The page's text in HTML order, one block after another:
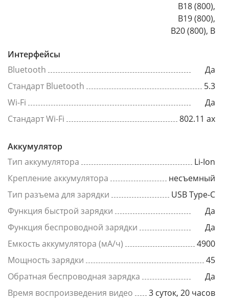
B18 (800),
B19 (800),
B20 (800), B
Интерфейсы
Bluetooth
Да
Стандарт Bluetooth
5.3
Wi-Fi
Да
Стандарт Wi-Fi
802.11 ax
Аккумулятор
Тип аккумулятора
Li-Ion
Крепление аккумулятора
несъемный
Тип разъема для зарядки
USB Type-C
Функция быстрой зарядки
Да
Функция беспроводной зарядки
Да
Емкость аккумулятора (мА/ч)
4900
Мощность зарядки
45
Обратная беспроводная зарядка
Да
Время воспроизведения видео
3 суток, 20 часов